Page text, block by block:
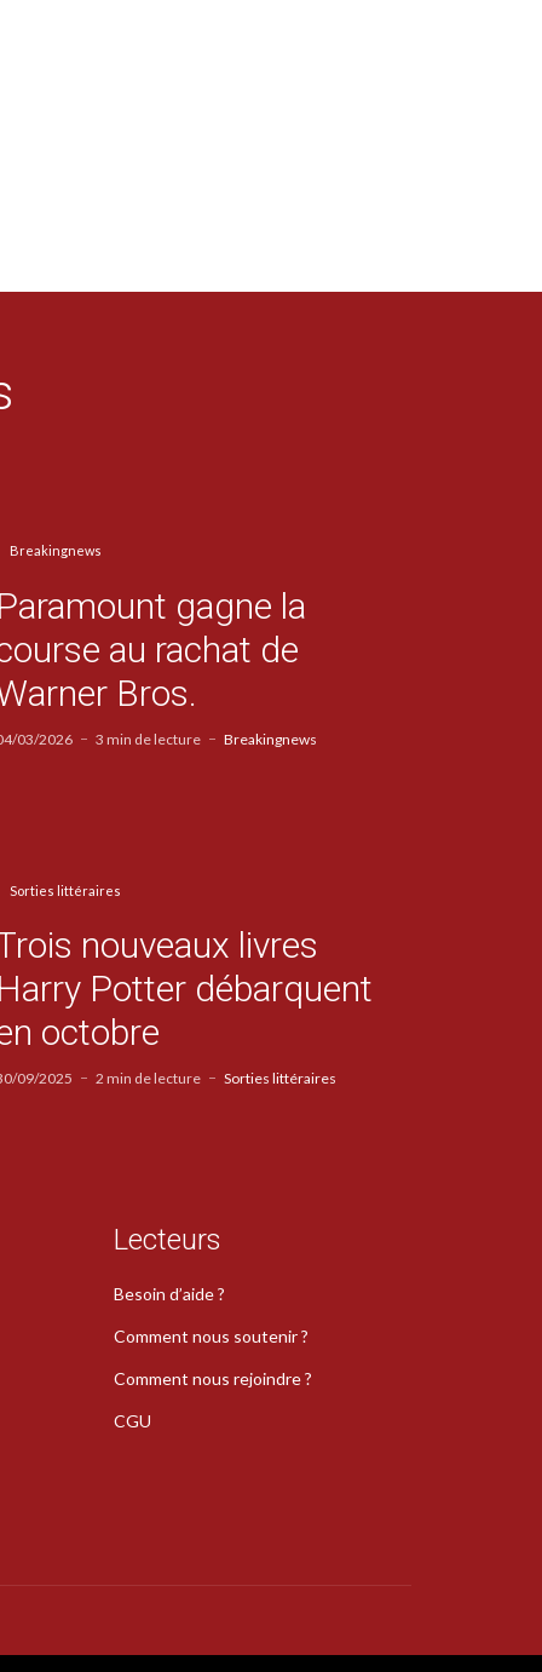
Breakingnews
gagne la
au rachat de
Bros.
03/2026 3 min de lecture Breakingnews
Sorties littéraires
nouveaux livres
Potter débarquent
octobre
09/2025 2 min de lecture Sorties littéraires
Lecteurs
Besoin d’aide ?
Comment nous soutenir ?
Comment nous rejoindre ?
CGU